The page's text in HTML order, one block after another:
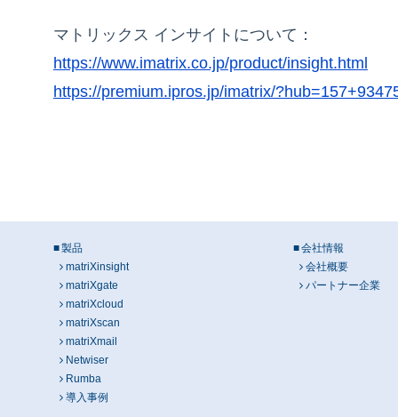
マトリックス インサイトについて：
https://www.imatrix.co.jp/product/insight.html
https://premium.ipros.jp/imatrix/
製品
matriXinsight
matriXgate
matriXcloud
matriXscan
matriXmail
Netwiser
Rumba
導入事例
会社情報
会社概要
パートナー企業